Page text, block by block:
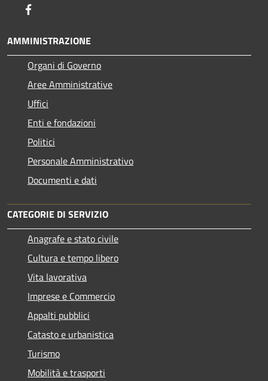
AMMINISTRAZIONE
Organi di Governo
Aree Amministrative
Uffici
Enti e fondazioni
Politici
Personale Amministrativo
Documenti e dati
CATEGORIE DI SERVIZIO
Anagrafe e stato civile
Cultura e tempo libero
Vita lavorativa
Imprese e Commercio
Appalti pubblici
Catasto e urbanistica
Turismo
Mobilità e trasporti